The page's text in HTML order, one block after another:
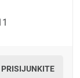
PRISIJUNKITE